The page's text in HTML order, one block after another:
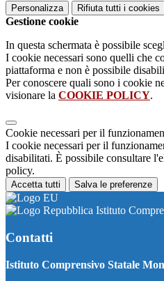
Personalizza Rifiuta tutti i cookies
Gestione cookie
In questa schermata è possibile
I cookie necessari sono quelli che
piattaforma e non è possibile
Per conoscere quali sono i cookie
visionare la COOKIE POLICY.
Cookie necessari per il
I cookie necessari per il
disabilitati. È possibile consultare
policy.
Accetta tutti Salva le preferenze
Istituto
Contatti
Istituto Comprensivo Statale